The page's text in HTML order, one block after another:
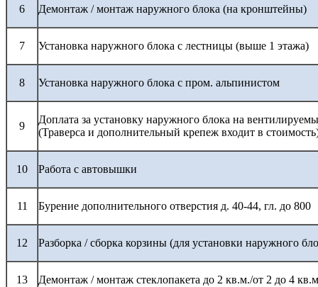
6 Демонтаж / монтаж наружного блока (на кронштейны)
7 Установка наружного блока с лестницы (выше 1 этажа)
8 Установка наружного блока с пром. альпинистом
9
Доплата за установку наружного блока на
(Траверса и дополнительный крепеж входит в
10 Работа с автовышки
11 Бурение дополнительного отверстия д. 40-44, гл. до 800
12 Разборка / сборка корзины (для установки наружного
13 Демонтаж / монтаж стеклопакета до 2 кв.м./от 2 до 4